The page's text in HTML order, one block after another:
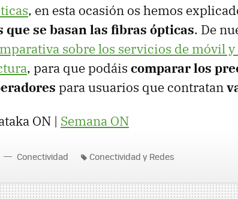
, en esta ocasión os hemos
que se basan las fibras ópticas. De
sobre los servicios de móvil
, para que podáis comparar los
para usuarios que contratan
ON | Semana ON
Conectividad Conectividad y Redes